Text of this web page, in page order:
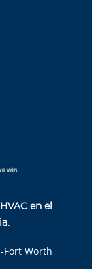
en el
Fort Worth